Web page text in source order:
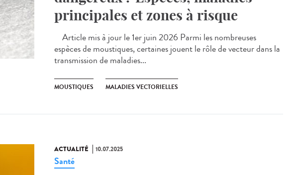
principales et zones à risque
Article mis à jour le 1er juin 2026 Parmi les nombreuses
espèces de moustiques, certaines jouent le rôle de vecteur dans la
transmission de maladies...
MOUSTIQUES MALADIES VECTORIELLES
ACTUALITÉ 10.07.2025
Santé